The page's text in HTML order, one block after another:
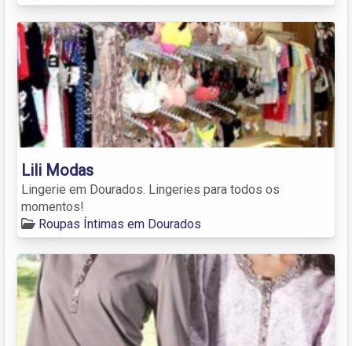
Lili Modas
Lingerie em Dourados. Lingeries para todos os
momentos!
Roupas Íntimas em Dourados